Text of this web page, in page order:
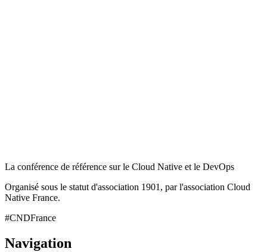
La conférence de référence sur le Cloud Native et le DevOps
Organisé sous le statut d'association 1901, par l'association Cloud
Native France.
#CNDFrance
Navigation